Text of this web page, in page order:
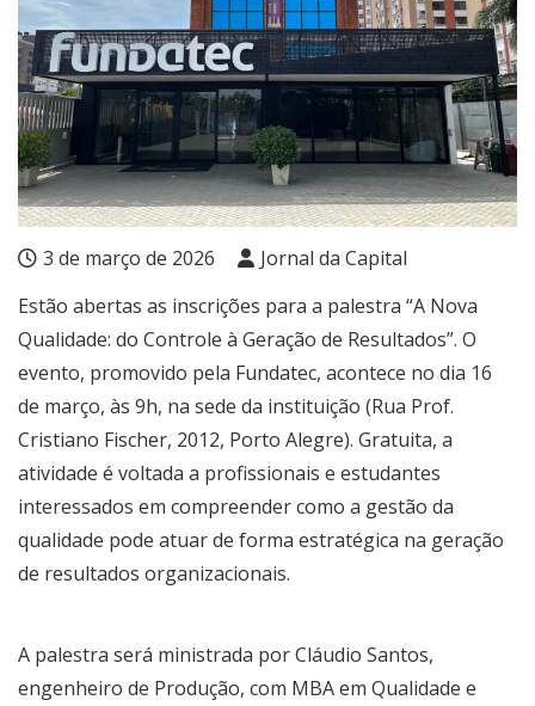
3 de março de 2026
Jornal da Capital
Estão abertas as inscrições para a palestra “A Nova
Qualidade: do Controle à Geração de Resultados”. O
evento, promovido pela Fundatec, acontece no dia 16
de março, às 9h, na sede da instituição (Rua Prof.
Cristiano Fischer, 2012, Porto Alegre). Gratuita, a
atividade é voltada a profissionais e estudantes
interessados em compreender como a gestão da
qualidade pode atuar de forma estratégica na geração
de resultados organizacionais.
A palestra será ministrada por Cláudio Santos,
engenheiro de Produção, com MBA em Qualidade e